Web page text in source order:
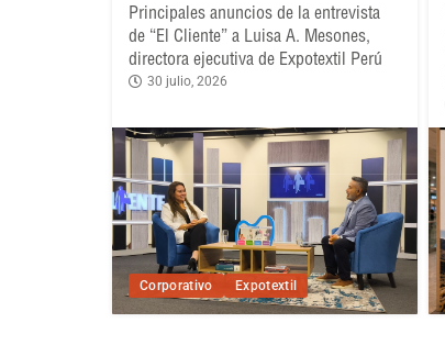
Corporativo Expotextil
Principales anuncios de la entrevista
de “El Cliente” a Luisa A. Mesones,
directora ejecutiva de Expotextil Perú
30 julio, 2026